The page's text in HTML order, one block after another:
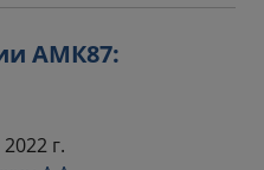
АМК87:
г.